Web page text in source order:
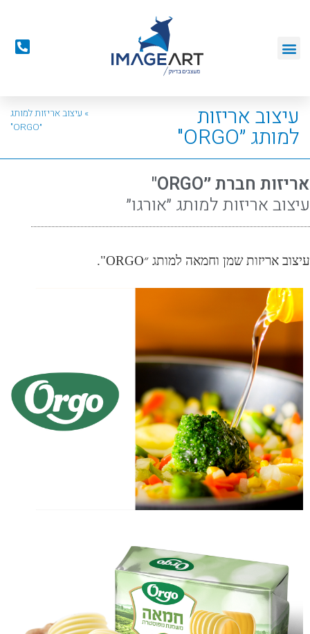
עיצוב אריזות
למותג ״ORGO"
» עיצוב אריזות למותג
״ORGO"
אריזות חברת ״ORGO"
עיצוב אריזות למותג ״אורגו״
עיצוב אריזות שמן וחמאה למותג ״ORGO".